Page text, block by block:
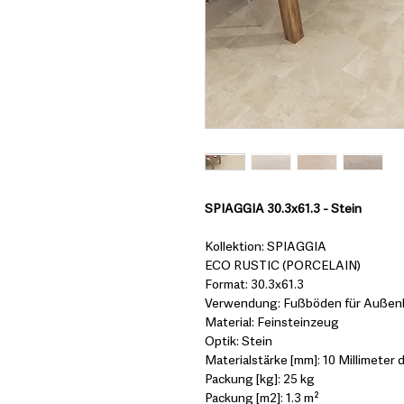
SPIAGGIA 30.3x61.3 - Stein
Kollektion: SPIAGGIA
ECO RUSTIC (PORCELAIN)
Format: 30.3x61.3
Verwendung: Fußböden für
Material: Feinsteinzeug
Optik: Stein
Materialstärke [mm]: 10 Millimeter
Packung [kg]: 25 kg
Packung [m2]: 1.3 m²